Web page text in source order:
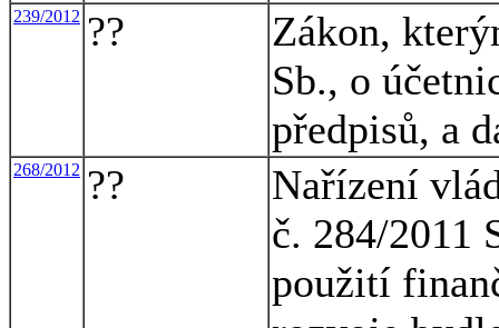
239/2012 ??
Zákon,
Sb., o
předpisů, a
268/2012 ??
Nařízení
č. 284/2011
použití